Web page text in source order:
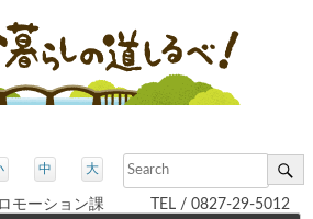
中 大
ロモーション課 TEL / 0827-29-5012